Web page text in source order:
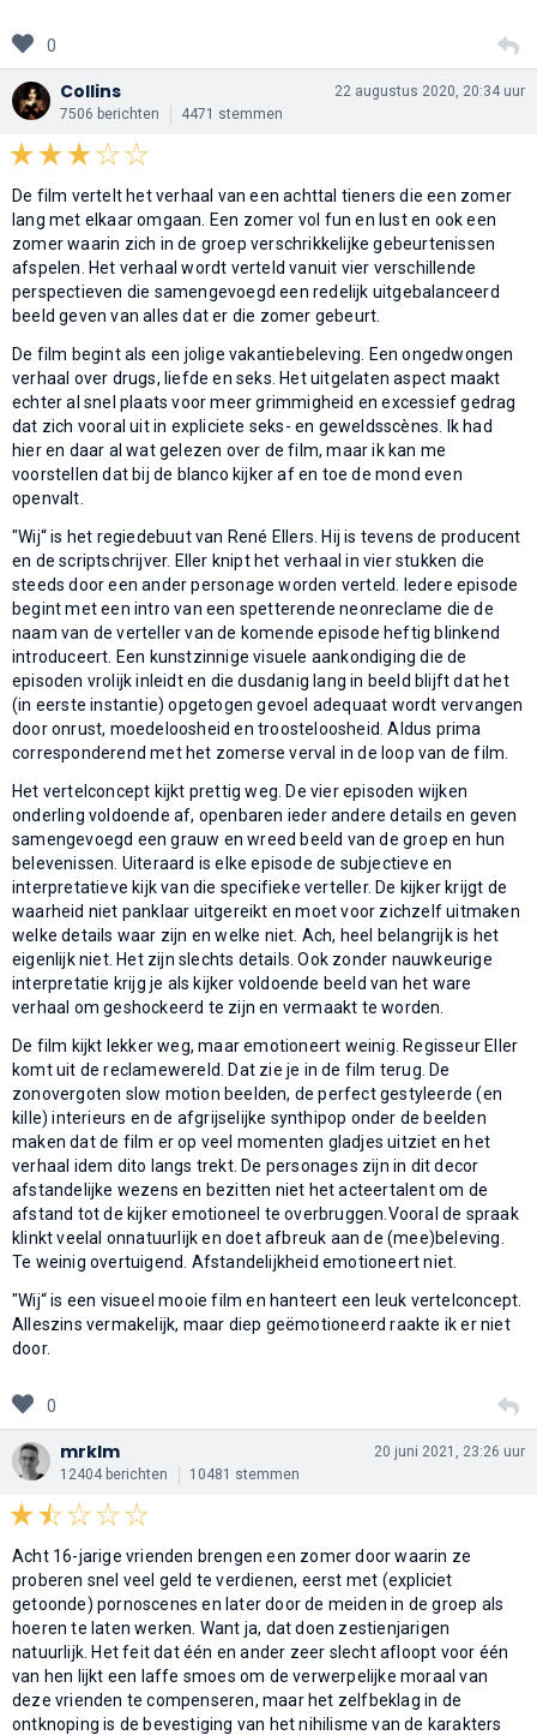
0
Collins
7506 berichten 4471 stemmen
22 augustus 2020, 20:34 uur
De film vertelt het verhaal van een achttal tieners die een zomer
lang met elkaar omgaan. Een zomer vol fun en lust en ook een
zomer waarin zich in de groep verschrikkelijke gebeurtenissen
afspelen. Het verhaal wordt verteld vanuit vier verschillende
perspectieven die samengevoegd een redelijk uitgebalanceerd
beeld geven van alles dat er die zomer gebeurt.
De film begint als een jolige vakantiebeleving. Een ongedwongen
verhaal over drugs, liefde en seks. Het uitgelaten aspect maakt
echter al snel plaats voor meer grimmigheid en excessief gedrag
dat zich vooral uit in expliciete seks- en geweldsscènes. Ik had
hier en daar al wat gelezen over de film, maar ik kan me
voorstellen dat bij de blanco kijker af en toe de mond even
openvalt.
"Wij“ is het regiedebuut van René Ellers. Hij is tevens de producent
en de scriptschrijver. Eller knipt het verhaal in vier stukken die
steeds door een ander personage worden verteld. Iedere episode
begint met een intro van een spetterende neonreclame die de
naam van de verteller van de komende episode heftig blinkend
introduceert. Een kunstzinnige visuele aankondiging die de
episoden vrolijk inleidt en die dusdanig lang in beeld blijft dat het
(in eerste instantie) opgetogen gevoel adequaat wordt vervangen
door onrust, moedeloosheid en troosteloosheid. Aldus prima
corresponderend met het zomerse verval in de loop van de film.
Het vertelconcept kijkt prettig weg. De vier episoden wijken
onderling voldoende af, openbaren ieder andere details en geven
samengevoegd een grauw en wreed beeld van de groep en hun
belevenissen. Uiteraard is elke episode de subjectieve en
interpretatieve kijk van die specifieke verteller. De kijker krijgt de
waarheid niet panklaar uitgereikt en moet voor zichzelf uitmaken
welke details waar zijn en welke niet. Ach, heel belangrijk is het
eigenlijk niet. Het zijn slechts details. Ook zonder nauwkeurige
interpretatie krijg je als kijker voldoende beeld van het ware
verhaal om geshockeerd te zijn en vermaakt te worden.
De film kijkt lekker weg, maar emotioneert weinig. Regisseur Eller
komt uit de reclamewereld. Dat zie je in de film terug. De
zonovergoten slow motion beelden, de perfect gestyleerde (en
kille) interieurs en de afgrijselijke synthipop onder de beelden
maken dat de film er op veel momenten gladjes uitziet en het
verhaal idem dito langs trekt. De personages zijn in dit decor
afstandelijke wezens en bezitten niet het acteertalent om de
afstand tot de kijker emotioneel te overbruggen.Vooral de spraak
klinkt veelal onnatuurlijk en doet afbreuk aan de (mee)beleving.
Te weinig overtuigend. Afstandelijkheid emotioneert niet.
"Wij“ is een visueel mooie film en hanteert een leuk vertelconcept.
Alleszins vermakelijk, maar diep geëmotioneerd raakte ik er niet
door.
0
mrklm
12404 berichten 10481 stemmen
20 juni 2021, 23:26 uur
Acht 16-jarige vrienden brengen een zomer door waarin ze
proberen snel veel geld te verdienen, eerst met (expliciet
getoonde) pornoscenes en later door de meiden in de groep als
hoeren te laten werken. Want ja, dat doen zestienjarigen
natuurlijk. Het feit dat één en ander zeer slecht afloopt voor één
van hen lijkt een laffe smoes om de verwerpelijke moraal van
deze vrienden te compenseren, maar het zelfbeklag in de
ontknoping is de bevestiging van het nihilisme van de karakters